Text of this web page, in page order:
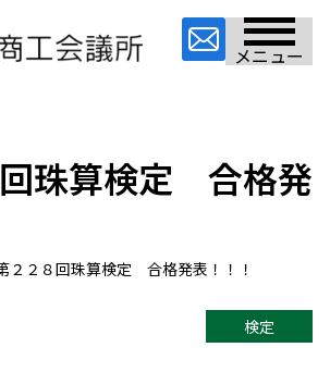
メニュー
珠算検定 合格発
２２８回珠算検定 合格発表！！！
検定